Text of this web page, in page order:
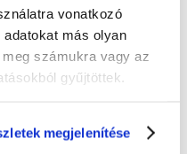
vonatkozó
más olyan
számukra vagy az
gyűjtöttek.
megjelenítése
1471Ft
KOSÁRBA